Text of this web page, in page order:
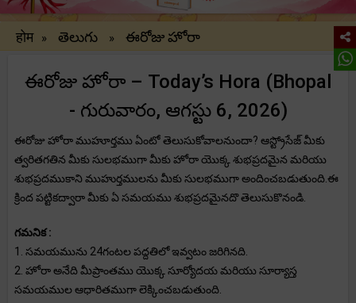
होम » తెలుగు » ఈరోజు హోరా
ఈరోజు హోరా – Today’s Hora (Bhopal
- గురువారం, ఆగస్టు 6, 2026)
ఈరోజు హోరా ముహూర్తము ఏంటో తెలుసుకోవాలనుందా? ఆస్ట్రోసేజ్ మీకు
త్వరితగతిన మీకు సులభముగా మీకు హోరా యొక్క శుభప్రదమైన మరియు
శుభప్రదముకాని ముహుర్తములను మీకు సులభముగా అందించబడుతుంది.ఈ
క్రింద పట్టికద్వారా మీకు ఏ సమయము శుభప్రదమైనదొ తెలుసుకొనండి.
గమనిక :
1. సమయమును 24గంటల పద్దతిలో ఇవ్వటం జరిగినది.
2. హోరా అనేది మీప్రాంతము యొక్క సూర్యోదయ మరియు సూర్యాస్త
సమయముల ఆధారితముగా లెక్కించబడుతుంది.